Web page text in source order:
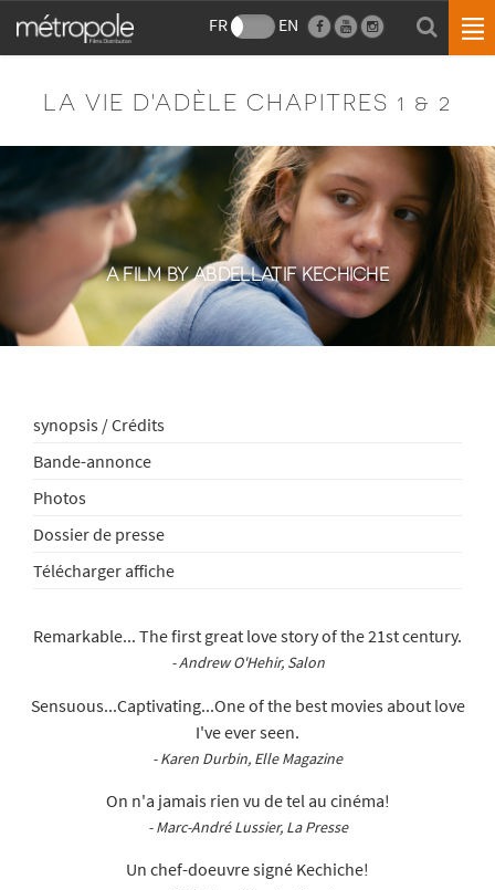
FR EN
LA VIE D'ADÈLE CHAPITRES 1 & 2
A FILM BY ABDELLATIF KECHICHE
synopsis / Crédits
Bande-annonce
Photos
Dossier de presse
Télécharger affiche
Remarkable... The first great love story of the 21st century.
- Andrew O'Hehir, Salon
Sensuous...Captivating...One of the best movies about love
I've ever seen.
- Karen Durbin, Elle Magazine
On n'a jamais rien vu de tel au cinéma!
- Marc-André Lussier, La Presse
Un chef-doeuvre signé Kechiche!